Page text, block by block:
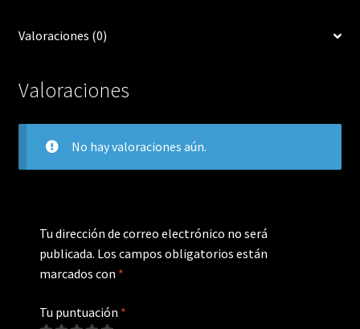
Valoraciones (0)
Valoraciones
No hay valoraciones aún.
Tu dirección de correo electrónico no será
publicada. Los campos obligatorios están
marcados con *
Tu puntuación *